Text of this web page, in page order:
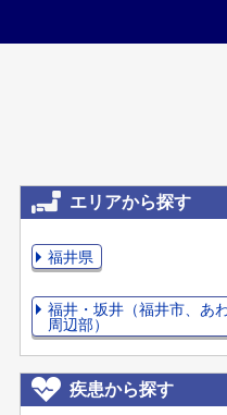
エリアから探す
福井県
福井・坂井（福井市、あ
周辺部）
疾患から探す